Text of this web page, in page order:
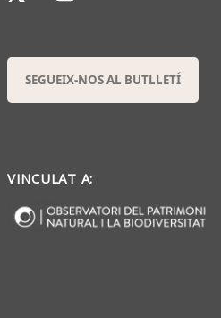
SEGUEIX-NOS AL BUTLLETÍ
VINCULAT A: